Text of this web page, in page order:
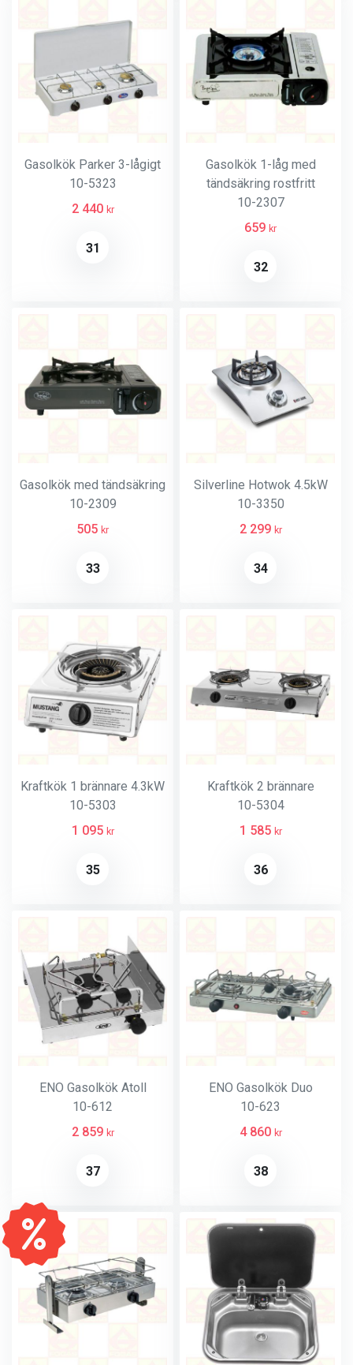
Gasolkök Parker 3-lågigt
10-5323
2 440 kr
31
Gasolkök 1-låg med
tändsäkring rostfritt
10-2307
659 kr
32
Gasolkök med tändsäkring
10-2309
505 kr
33
Silverline Hotwok 4.5kW
10-3350
2 299 kr
34
Kraftkök 1 brännare 4.3kW
10-5303
1 095 kr
35
Kraftkök 2 brännare
10-5304
1 585 kr
36
ENO Gasolkök Atoll
10-612
2 859 kr
37
ENO Gasolkök Duo
10-623
4 860 kr
38